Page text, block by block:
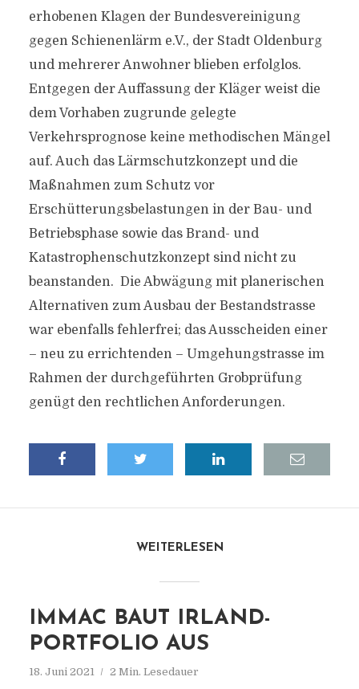
erhobenen Klagen der Bundesvereinigung
gegen Schienenlärm e.V., der Stadt Oldenburg
und mehrerer Anwohner blieben erfolglos.
Entgegen der Auffassung der Kläger weist die
dem Vorhaben zugrunde gelegte
Verkehrsprognose keine methodischen Mängel
auf. Auch das Lärmschutzkonzept und die
Maßnahmen zum Schutz vor
Erschütterungsbelastungen in der Bau- und
Betriebsphase sowie das Brand- und
Katastrophenschutzkonzept sind nicht zu
beanstanden. Die Abwägung mit planerischen
Alternativen zum Ausbau der Bestandstrasse
war ebenfalls fehlerfrei; das Ausscheiden einer
– neu zu errichtenden – Umgehungstrasse im
Rahmen der durchgeführten Grobprüfung
genügt den rechtlichen Anforderungen.
WEITERLESEN
IMMAC BAUT IRLAND-
PORTFOLIO AUS
18. Juni 2021 2 Min. Lesedauer